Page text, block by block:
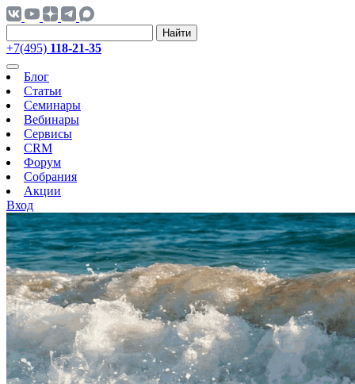
Найти
+7(495) 118-21-35
Блог
Статьи
Семинары
Вебинары
Сервисы
CRM
Форум
Собрания
Акции
Вход